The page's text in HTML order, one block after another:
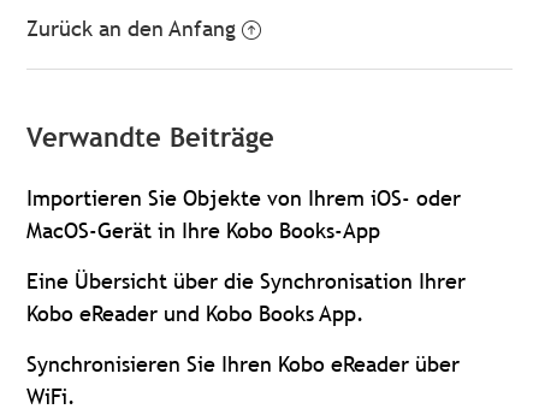
Zurück an den Anfang
Verwandte Beiträge
Importieren Sie Objekte von Ihrem iOS- oder
MacOS-Gerät in Ihre Kobo Books-App
Eine Übersicht über die Synchronisation Ihrer
Kobo eReader und Kobo Books App.
Synchronisieren Sie Ihren Kobo eReader über
WiFi.